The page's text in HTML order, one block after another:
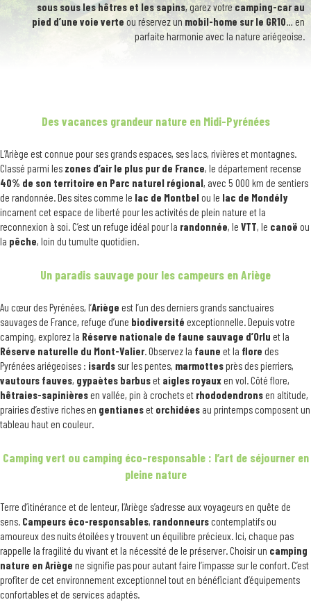
sous sous les hêtres et les sapins, garez votrecamping-car au
pied d’une voie verte ou réservez un mobil-home sur le GR10… en
parfaite harmonie avec la nature ariégeoise.
Des vacances grandeur nature en Midi-Pyrénées
L’Ariège est connue pour ses grands espaces, ses lacs, rivières et montagnes.
Classé parmi les zones d’air le plus pur de France, le département recense
40% de son territoire en Parc naturel régional, avec 5 000 km de sentiers
de randonnée. Des sites comme le lac de Montbelou le lac de Mondély
incarnent cet espace de liberté pour les activités de plein nature et la
reconnexion à soi. C’est un refuge idéal pour la randonnée, le VTT, le canoë ou
la pêche, loin du tumulte quotidien.
Un paradis sauvage pour les campeurs en Ariège
Au cœur des Pyrénées, l’Ariège est l’un des derniers grands sanctuaires
sauvages de France, refuge d’une biodiversité exceptionnelle. Depuis votre
camping, explorez la Réserve nationale de faune sauvage d’Orlu et la
Réserve naturelle du Mont-Valier. Observez la faune et la flore des
Pyrénées ariégeoises : isards sur les pentes, marmottesprès des pierriers,
vautours fauves, gypaètes barbuset aigles royauxen vol. Côté flore,
hêtraies-sapinièresen vallée, pin à crochets et rhododendronsen altitude,
prairies d’estive riches en gentianeset orchidées au printemps composent un
tableau haut en couleur.
Camping vert ou camping éco-responsable : l’art de séjourner en
pleine nature
Terre d’itinérance et de lenteur, l’Ariège s’adresse aux voyageurs en quête de
sens. Campeurs éco-responsables, randonneurscontemplatifs ou
amoureux des nuits étoilées y trouvent un équilibre précieux. Ici, chaque pas
rappelle la fragilité du vivant et la nécessité de le préserver. Choisir un camping
nature en Ariège ne signifie pas pour autant faire l’impasse sur le confort. C’est
profiter de cet environnement exceptionnel tout en bénéficiant d’équipements
confortables et de services adaptés.